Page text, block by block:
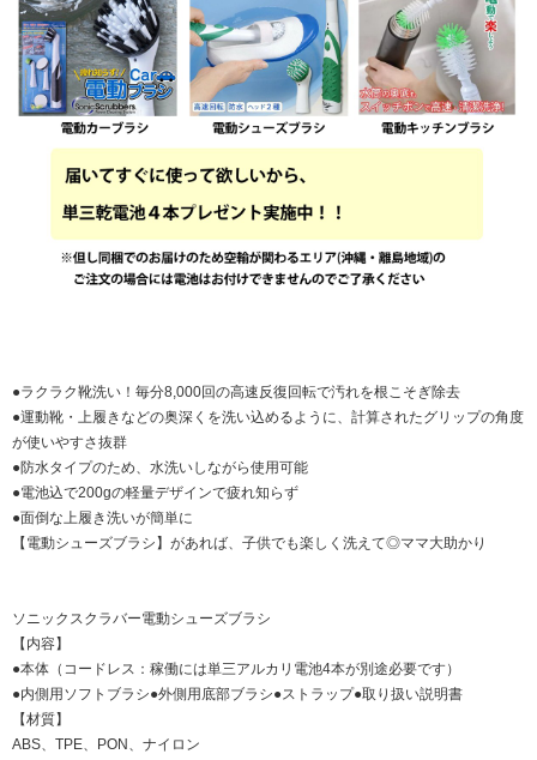
●ラクラク靴洗い！毎分8,000回の高速反復回転で汚れを根こそぎ除去
●運動靴・上履きなどの奥深くを洗い込めるように、計算されたグリップの角度
が使いやすさ抜群
●防水タイプのため、水洗いしながら使用可能
●電池込で200gの軽量デザインで疲れ知らず
●面倒な上履き洗いが簡単に
【電動シューズブラシ】があれば、子供でも楽しく洗えて◎ママ大助かり
ソニックスクラバー電動シューズブラシ
【内容】
●本体（コードレス：稼働には単三アルカリ電池4本が別途必要です）
●内側用ソフトブラシ●外側用底部ブラシ●ストラップ●取り扱い説明書
【材質】
ABS、TPE、PON、ナイロン